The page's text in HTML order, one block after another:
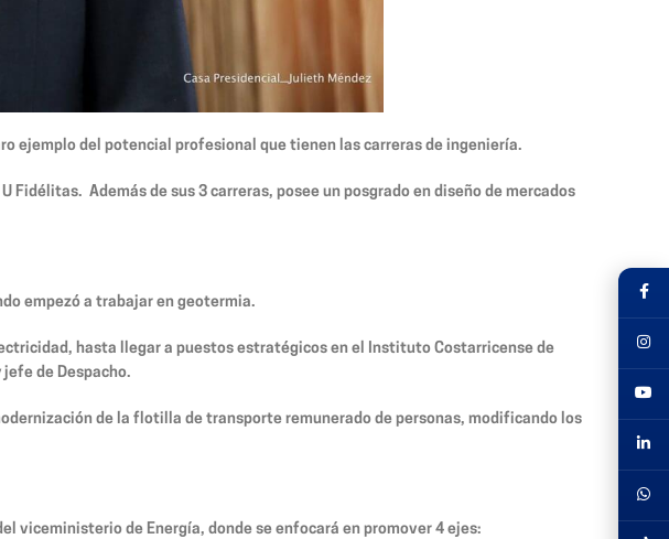
ejemplo del potencial profesional que tienen las carreras de ingeniería.
Fidélitas. Además de sus 3 carreras, posee un posgrado en diseño de mercados
empezó a trabajar en geotermia.
hasta llegar a puestos estratégicos en el Instituto Costarricense de
de Despacho.
de la flotilla de transporte remunerado de personas, modificando los
viceministerio de Energía, donde se enfocará en promover 4 ejes: